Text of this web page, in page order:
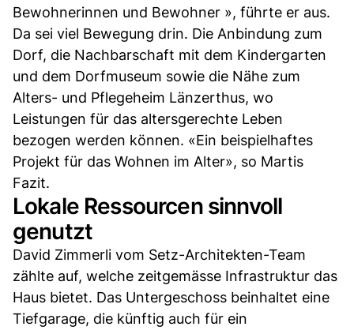
Bewohnerinnen und Bewohner », führte er aus.
Da sei viel Bewegung drin. Die Anbindung zum
Dorf, die Nachbarschaft mit dem Kindergarten
und dem Dorfmuseum sowie die Nähe zum
Alters- und Pflegeheim Länzerthus, wo
Leistungen für das altersgerechte Leben
bezogen werden können. «Ein beispielhaftes
Projekt für das Wohnen im Alter», so Martis
Fazit.
Lokale Ressourcen sinnvoll
genutzt
David Zimmerli vom Setz-Architekten-Team
zählte auf, welche zeitgemässe Infrastruktur das
Haus bietet. Das Untergeschoss beinhaltet eine
Tiefgarage, die künftig auch für ein